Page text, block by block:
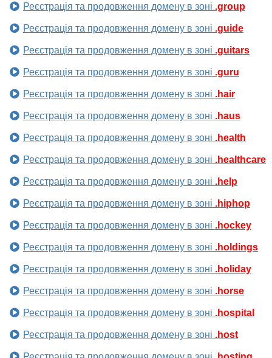
Реєстрація та продовження домену в зоні .group
Реєстрація та продовження домену в зоні .guide
Реєстрація та продовження домену в зоні .guitars
Реєстрація та продовження домену в зоні .guru
Реєстрація та продовження домену в зоні .hair
Реєстрація та продовження домену в зоні .haus
Реєстрація та продовження домену в зоні .health
Реєстрація та продовження домену в зоні .healthcare
Реєстрація та продовження домену в зоні .help
Реєстрація та продовження домену в зоні .hiphop
Реєстрація та продовження домену в зоні .hockey
Реєстрація та продовження домену в зоні .holdings
Реєстрація та продовження домену в зоні .holiday
Реєстрація та продовження домену в зоні .horse
Реєстрація та продовження домену в зоні .hospital
Реєстрація та продовження домену в зоні .host